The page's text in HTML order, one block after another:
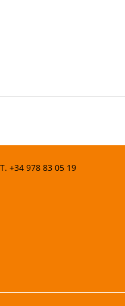
+34 978 83 05 19